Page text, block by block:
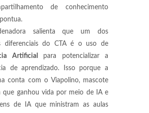
de conhecimento
salienta que um dos
diferenciais do CTA é o uso de
Artificial
para potencializar a
de aprendizado. Isso porque a
conta com o Viapolino, mascote
que ganhou vida por meio de IA e
de IA que ministram as aulas